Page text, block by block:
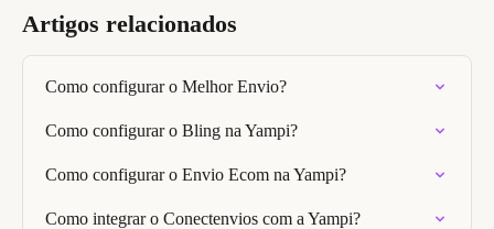
Artigos relacionados
Como configurar o Melhor Envio?
Como configurar o Bling na Yampi?
Como configurar o Envio Ecom na Yampi?
Como integrar o Conectenvios com a Yampi?